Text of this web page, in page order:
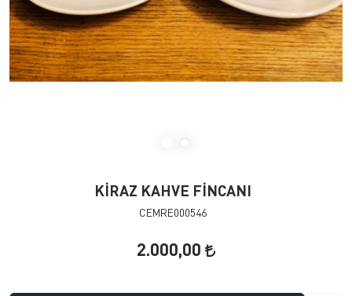
KİRAZ KAHVE FİNCANI
CEMRE000546
2.000,00